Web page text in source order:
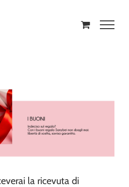
la ricevuta di